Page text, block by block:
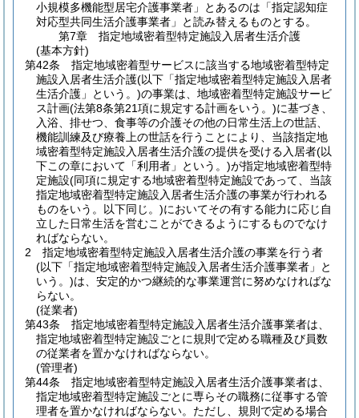
小規模多機能型居宅介護事業者」とあるのは「指定認知症
対応型共同生活介護事業者」と読み替えるものとする。
第7章
指定地域密着型特定施設入居者生活介護
(基本方針)
第42条
指定地域密着型サービスに該当する地域密着型特定
施設入居者生活介護(以下「指定地域密着型特定施設入居者
生活介護」という。)の事業は、地域密着型特定施設サービ
ス計画(法第8条第21項に規定する計画をいう。)に基づき、
入浴、排せつ、食事等の介護その他の日常生活上の世話、
機能訓練及び療養上の世話を行うことにより、当該指定地
域密着型特定施設入居者生活介護の提供を受ける入居者(以
下この章において「利用者」という。)が指定地域密着型特
定施設(同項に規定する地域密着型特定施設であって、当該
指定地域密着型特定施設入居者生活介護の事業が行われる
ものをいう。以下同じ。)においてその有する能力に応じ自
立した日常生活を営むことができるようにするものでなけ
ればならない。
2
指定地域密着型特定施設入居者生活介護の事業を行う者
(以下「指定地域密着型特定施設入居者生活介護事業者」と
いう。)は、安定的かつ継続的な事業運営に努めなければな
らない。
(従業者)
第43条
指定地域密着型特定施設入居者生活介護事業者は、
指定地域密着型特定施設ごとに規則で定める職種及び員数
の従業者を置かなければならない。
(管理者)
第44条
指定地域密着型特定施設入居者生活介護事業者は、
指定地域密着型特定施設ごとに専らその職務に従事する管
理者を置かなければならない。 ただし、規則で定める場合